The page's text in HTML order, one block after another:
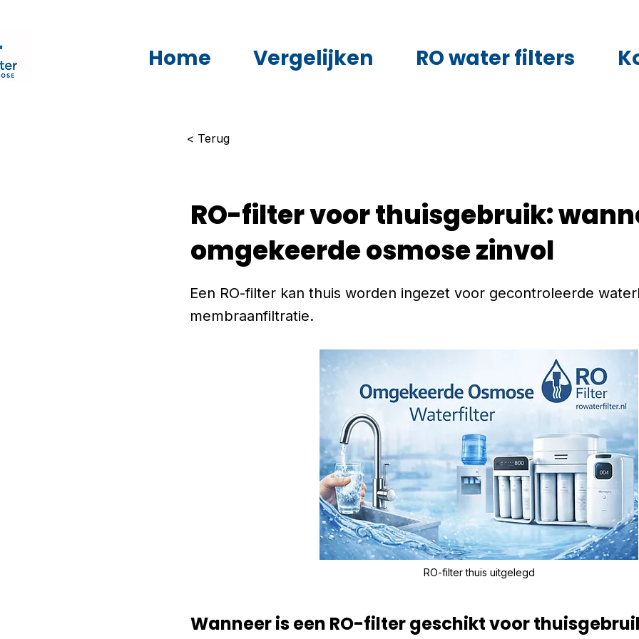
Home Vergelijken RO water filters
< Terug
RO-filter voor thuisgebruik:
omgekeerde osmose zinvol
Een RO-filter kan thuis worden ingezet voor gecontroleerde
membraanfiltratie.
RO-filter thuis uitgelegd
Wanneer is een RO-filter geschikt voor